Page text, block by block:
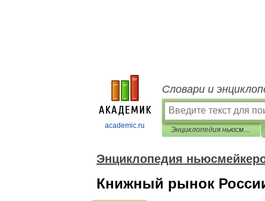
academic.ru
Словари и
Энциклопедия ньюсмейкеров
Энциклопедия
Книжный рынок